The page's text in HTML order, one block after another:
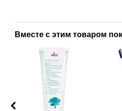
Вместе с этим товаром